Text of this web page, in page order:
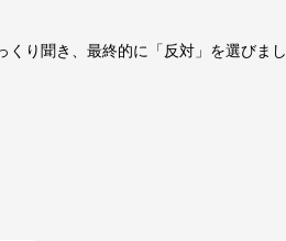
り聞き、最終的に「反対」を選びまし